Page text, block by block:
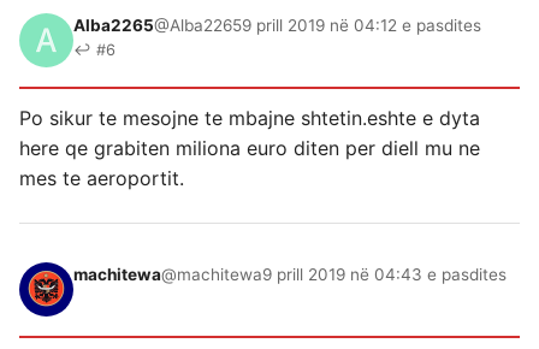
Alba2265@Alba22659 prill 2019 në 04:12 e pasdites
↩ #6
Po sikur te mesojne te mbajne shtetin.eshte e dyta
here qe grabiten miliona euro diten per diell mu ne
mes te aeroportit.
machitewa@machitewa9 prill 2019 në 04:43 e pasdites